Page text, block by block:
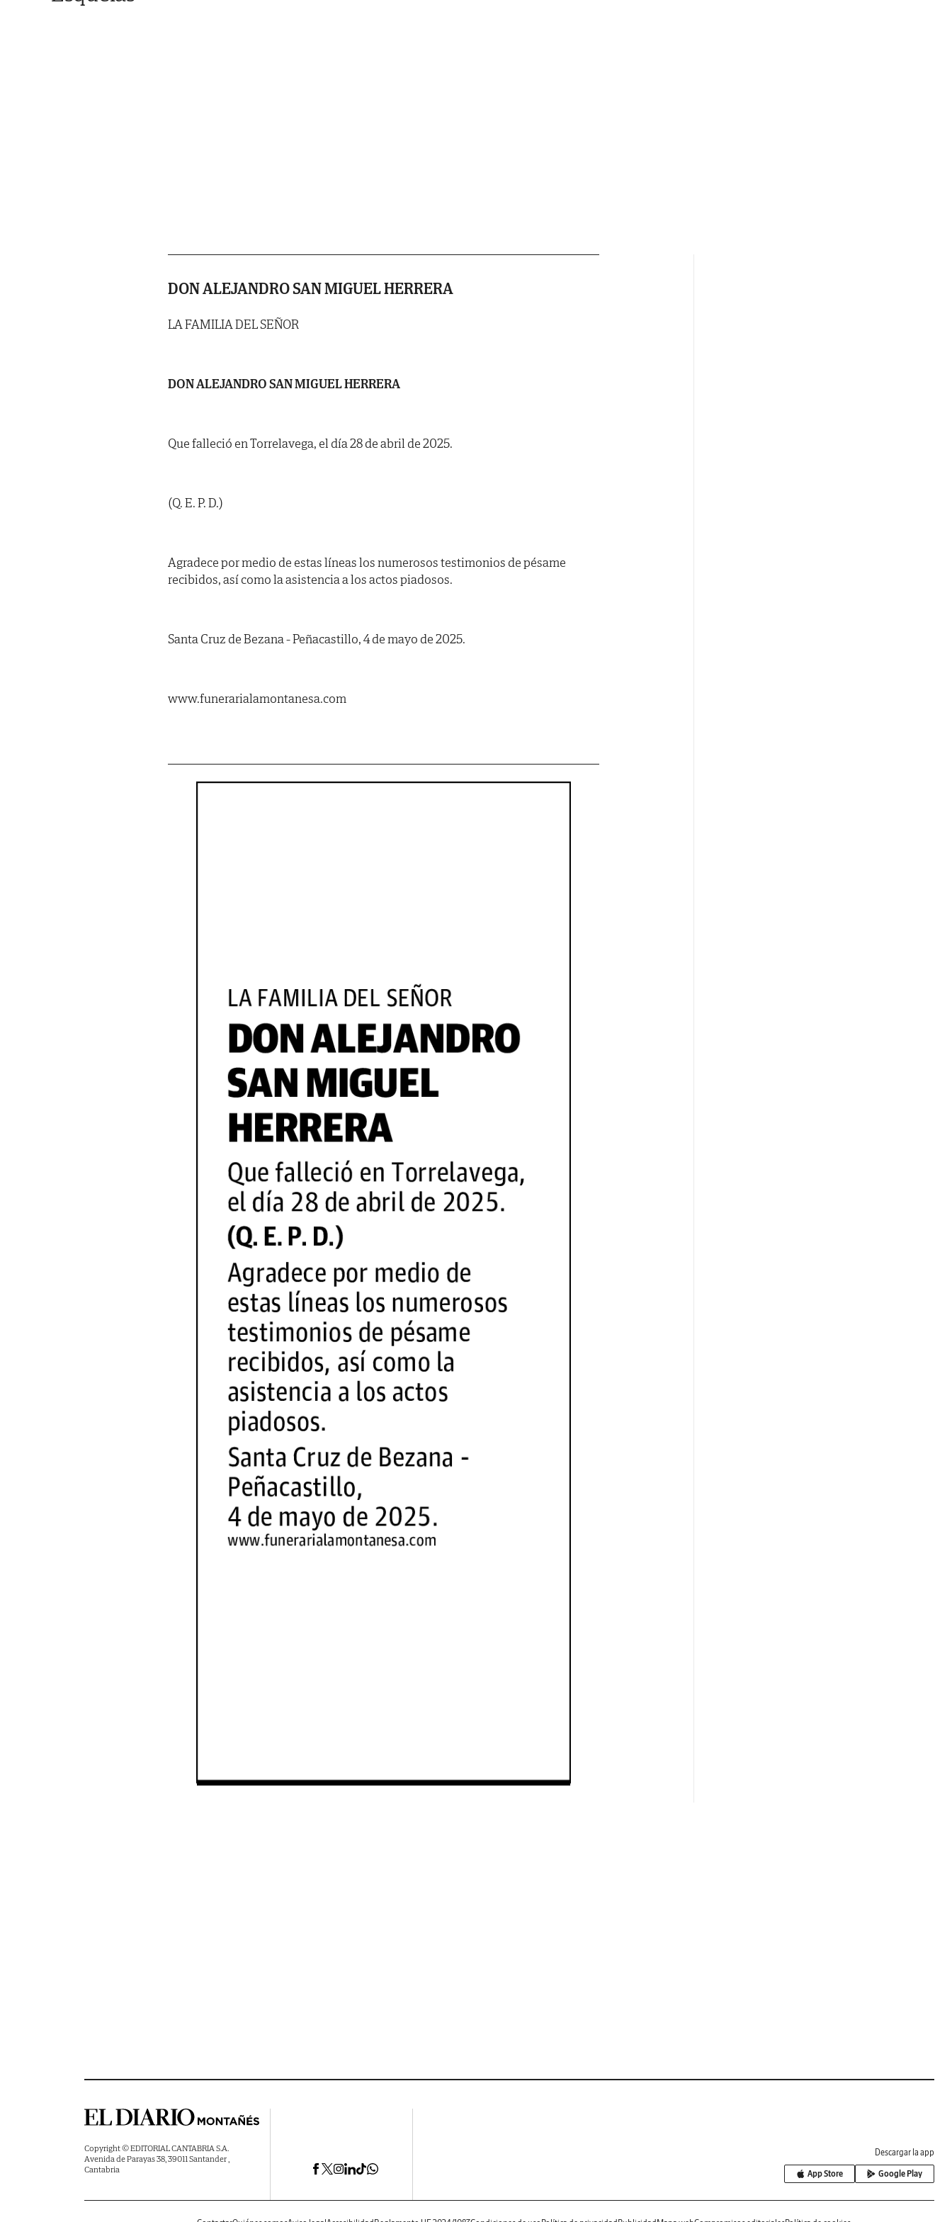
DON ALEJANDRO SAN MIGUEL HERRERA
LA FAMILIA DEL SEÑOR
DON ALEJANDRO SAN MIGUEL HERRERA
Que falleció en Torrelavega, el día 28 de abril de 2025.
(Q. E. P. D.)
Agradece por medio de estas líneas los numerosos testimonios de pésame
recibidos, así como la asistencia a los actos piadosos.
Santa Cruz de Bezana - Peñacastillo, 4 de mayo de 2025.
www.funerarialamontanesa.com
Copyright © EDITORIAL CANTABRIA S.A.
Avenida de Parayas 38, 39011 Santander ,
Cantabria
Descargar la app
App Store Google Play